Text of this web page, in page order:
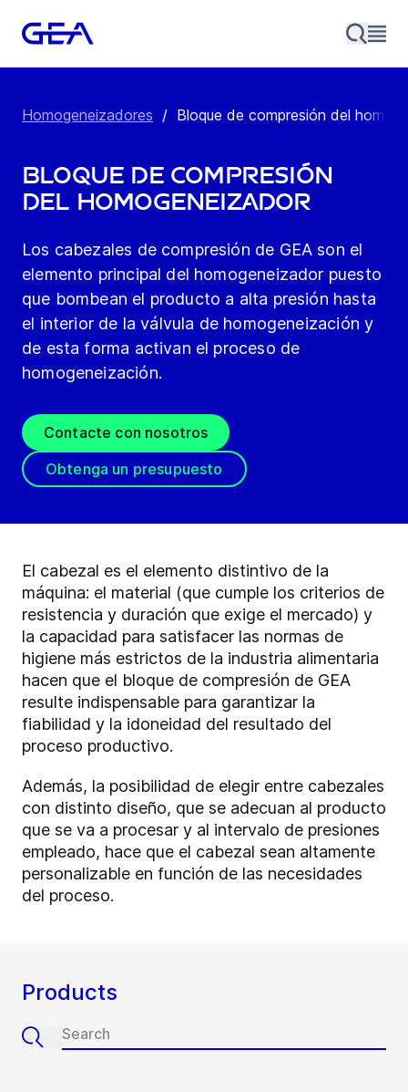
Homogeneizadores / Bloque de compresión del
Bloque de compresión
del homogeneizador
Los cabezales de compresión de GEA son el
elemento principal del homogeneizador puesto
que bombean el producto a alta presión hasta
el interior de la válvula de homogeneización y
de esta forma activan el proceso de
homogeneización.
Contacte con nosotros
Obtenga un presupuesto
El cabezal es el elemento distintivo de la
máquina: el material (que cumple los criterios de
resistencia y duración que exige el mercado) y
la capacidad para satisfacer las normas de
higiene más estrictos de la industria alimentaria
hacen que el bloque de compresión de GEA
resulte indispensable para garantizar la
fiabilidad y la idoneidad del resultado del
proceso productivo.
Además, la posibilidad de elegir entre cabezales
con distinto diseño, que se adecuan al producto
que se va a procesar y al intervalo de presiones
empleado, hace que el cabezal sean altamente
personalizable en función de las necesidades
del proceso.
Products